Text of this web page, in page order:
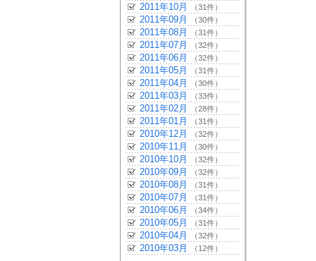
2011年10月 （31件）
2011年09月 （30件）
2011年08月 （31件）
2011年07月 （32件）
2011年06月 （32件）
2011年05月 （31件）
2011年04月 （30件）
2011年03月 （33件）
2011年02月 （28件）
2011年01月 （31件）
2010年12月 （32件）
2010年11月 （30件）
2010年10月 （32件）
2010年09月 （32件）
2010年08月 （31件）
2010年07月 （31件）
2010年06月 （34件）
2010年05月 （31件）
2010年04月 （32件）
2010年03月 （12件）